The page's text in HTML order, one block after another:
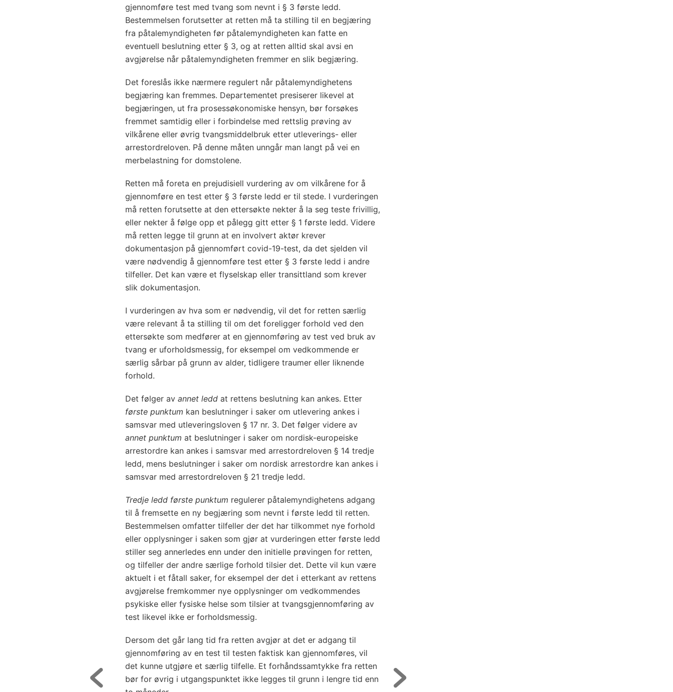
gjennomføre test med tvang som nevnt i § 3 første ledd.
Bestemmelsen forutsetter at retten må ta stilling til en begjæring
fra påtalemyndigheten før påtalemyndigheten kan fatte en
eventuell beslutning etter § 3, og at retten alltid skal avsi en
avgjørelse når påtalemyndigheten fremmer en slik begjæring.
Det foreslås ikke nærmere regulert når påtalemyndighetens
begjæring kan fremmes. Departementet presiserer likevel at
begjæringen, ut fra prosessøkonomiske hensyn, bør forsøkes
fremmet samtidig eller i forbindelse med rettslig prøving av
vilkårene eller øvrig tvangsmiddelbruk etter utleverings- eller
arrestordreloven. På denne måten unngår man langt på vei en
merbelastning for domstolene.
Retten må foreta en prejudisiell vurdering av om vilkårene for å
gjennomføre en test etter § 3 første ledd er til stede. I vurderingen
må retten forutsette at den ettersøkte nekter å la seg teste frivillig,
eller nekter å følge opp et pålegg gitt etter § 1 første ledd. Videre
må retten legge til grunn at en involvert aktør krever
dokumentasjon på gjennomført covid-19-test, da det sjelden vil
være nødvendig å gjennomføre test etter § 3 første ledd i andre
tilfeller. Det kan være et flyselskap eller transittland som krever
slik dokumentasjon.
I vurderingen av hva som er nødvendig, vil det for retten særlig
være relevant å ta stilling til om det foreligger forhold ved den
ettersøkte som medfører at en gjennomføring av test ved bruk av
tvang er uforholdsmessig, for eksempel om vedkommende er
særlig sårbar på grunn av alder, tidligere traumer eller liknende
forhold.
Det følger av annet ledd at rettens beslutning kan ankes. Etter
første punktum kan beslutninger i saker om utlevering ankes i
samsvar med utleveringsloven § 17 nr. 3. Det følger videre av
annet punktum at beslutninger i saker om nordisk-europeiske
arrestordre kan ankes i samsvar med arrestordreloven § 14 tredje
ledd, mens beslutninger i saker om nordisk arrestordre kan ankes i
samsvar med arrestordreloven § 21 tredje ledd.
Tredje ledd første punktum regulerer påtalemyndighetens adgang
til å fremsette en ny begjæring som nevnt i første ledd til retten.
Bestemmelsen omfatter tilfeller der det har tilkommet nye forhold
eller opplysninger i saken som gjør at vurderingen etter første ledd
stiller seg annerledes enn under den initielle prøvingen for retten,
og tilfeller der andre særlige forhold tilsier det. Dette vil kun være
aktuelt i et fåtall saker, for eksempel der det i etterkant av rettens
avgjørelse fremkommer nye opplysninger om vedkommendes
psykiske eller fysiske helse som tilsier at tvangsgjennomføring av
test likevel ikke er forholdsmessig.
Dersom det går lang tid fra retten avgjør at det er adgang til
gjennomføring av en test til testen faktisk kan gjennomføres, vil
det kunne utgjøre et særlig tilfelle. Et forhåndssamtykke fra retten
bør for øvrig i utgangspunktet ikke legges til grunn i lengre tid enn